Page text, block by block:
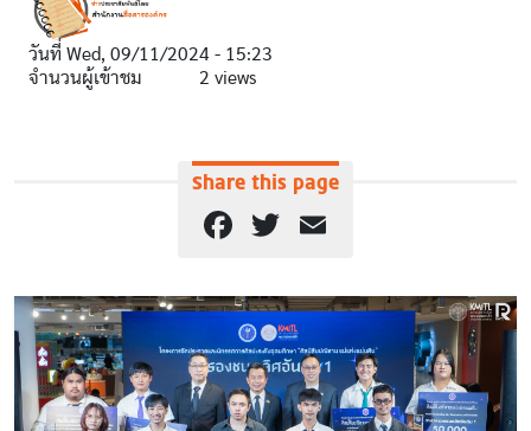
วันที่ Wed, 09/11/2024 - 15:23
จำนวนผู้เข้าชม
2 views
Share this page
Facebook
Twitter